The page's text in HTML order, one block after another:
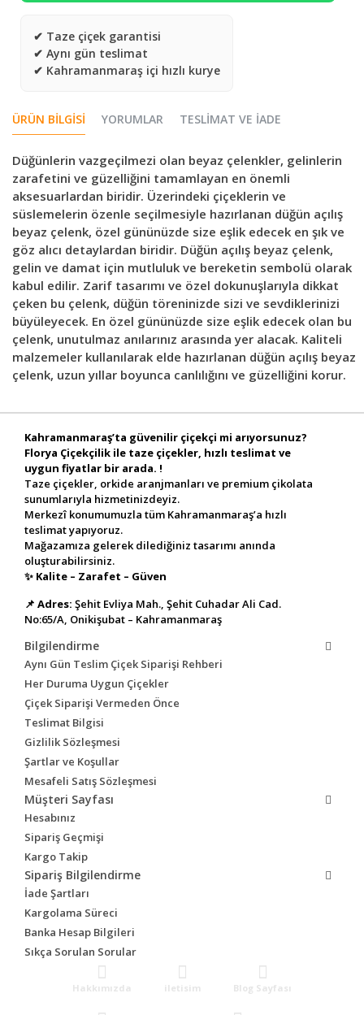
✔ Taze çiçek garantisi
✔ Aynı gün teslimat
✔ Kahramanmaraş içi hızlı kurye
ÜRÜN BILGISI YORUMLAR TESLIMAT VE İADE
Düğünlerin vazgeçilmezi olan beyaz çelenkler, gelinlerin
zarafetini ve güzelliğini tamamlayan en önemli
aksesuarlardan biridir. Üzerindeki çiçeklerin ve
süslemelerin özenle seçilmesiyle hazırlanan düğün açılış
beyaz çelenk, özel gününüzde size eşlik edecek en şık ve
göz alıcı detaylardan biridir. Düğün açılış beyaz çelenk,
gelin ve damat için mutluluk ve bereketin sembolü olarak
kabul edilir. Zarif tasarımı ve özel dokunuşlarıyla dikkat
çeken bu çelenk, düğün töreninizde sizi ve sevdiklerinizi
büyüleyecek. En özel gününüzde size eşlik edecek olan bu
çelenk, unutulmaz anılarınız arasında yer alacak. Kaliteli
malzemeler kullanılarak elde hazırlanan düğün açılış beyaz
çelenk, uzun yıllar boyunca canlılığını ve güzelliğini korur.
Kahramanmaraş’ta güvenilir çiçekçi mi arıyorsunuz?
Florya Çiçekçilik ile taze çiçekler, hızlı teslimat ve
uygun fiyatlar bir arada. !
Taze çiçekler, orkide aranjmanları ve premium çikolata
sunumlarıyla hizmetinizdeyiz.
Merkezî konumumuzla tüm Kahramanmaraş’a hızlı
teslimat yapıyoruz.
Mağazamıza gelerek dilediğiniz tasarımı anında
oluşturabilirsiniz.
✨ Kalite – Zarafet – Güven
📌 Adres: Şehit Evliya Mah., Şehit Cuhadar Ali Cad.
No:65/A, Onikişubat – Kahramanmaraş
Bilgilendirme
Aynı Gün Teslim Çiçek Siparişi Rehberi
Her Duruma Uygun Çiçekler
Çiçek Siparişi Vermeden Önce
Teslimat Bilgisi
Gizlilik Sözleşmesi
Şartlar ve Koşullar
Mesafeli Satış Sözleşmesi
Müşteri Sayfası
Hesabınız
Sipariş Geçmişi
Kargo Takip
Sipariş Bilgilendirme
İade Şartları
Kargolama Süreci
Banka Hesap Bilgileri
Sıkça Sorulan Sorular
Hakkımızda iletisim Blog Sayfası